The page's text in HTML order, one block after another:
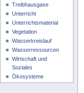
Treibhausgase
Unterricht
Unterrichtsmaterial
Vegetation
Wasserkreislauf
Wasserressourcen
Wirtschaft und
Soziales
Ökosysteme